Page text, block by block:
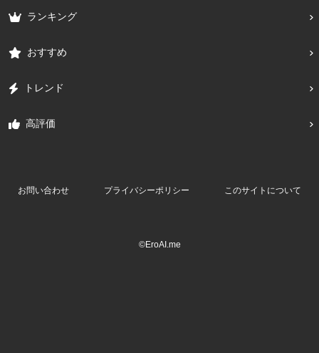
ランキング
おすすめ
トレンド
高評価
お問い合わせ プライバシーポリシー このサイトについて
©EroAI.me